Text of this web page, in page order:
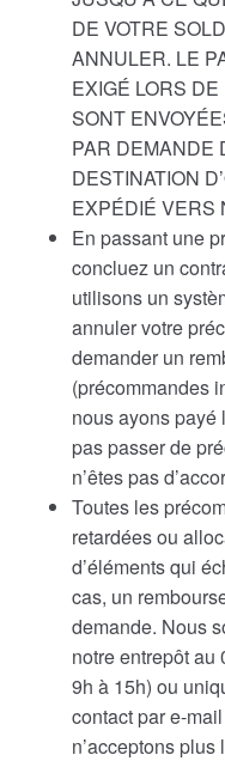
DE VOTRE
ANNULER. LE
EXIGÉ LORS
SONT
PAR DEMANDE
DESTINATION
EXPÉDIÉ VERS
En passant une
concluez un
utilisons un
annuler votre
demander un
(précommandes
nous ayons payé
pas passer de
n’êtes pas
Toutes les
retardées ou
d’éléments qui
cas, un
demande. Nous
notre entrepôt
9h à 15h) ou
contact par e-
n’acceptons